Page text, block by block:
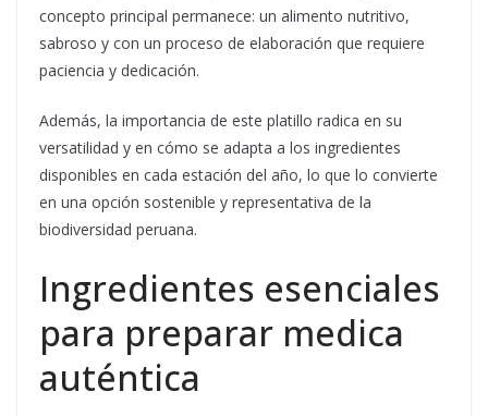
concepto principal permanece: un alimento nutritivo,
sabroso y con un proceso de elaboración que requiere
paciencia y dedicación.
Además, la importancia de este platillo radica en su
versatilidad y en cómo se adapta a los ingredientes
disponibles en cada estación del año, lo que lo convierte
en una opción sostenible y representativa de la
biodiversidad peruana.
Ingredientes esenciales
para preparar medica
auténtica